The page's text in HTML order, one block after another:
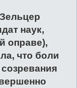
наук,
оправе),
что боли